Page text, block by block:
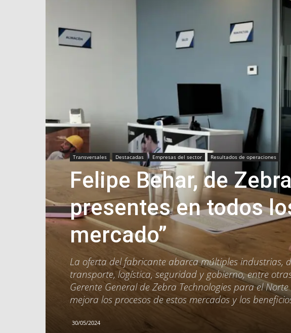
Transversales Destacadas Empresas del sector Resultados de operaciones
Felipe Behar, de
presentes en todos
mercado”
La oferta del fabricante abarca múltiples industrias,
transporte, logística, seguridad y gobierno, entre
Gerente General de Zebra Technologies para el
mejora los procesos de estos mercados y los
30/05/2024